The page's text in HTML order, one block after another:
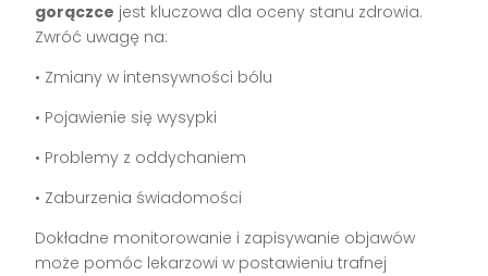
gorączce jest kluczowa dla oceny stanu zdrowia.
Zwróć uwagę na:
• Zmiany w intensywności bólu
• Pojawienie się wysypki
• Problemy z oddychaniem
• Zaburzenia świadomości
Dokładne monitorowanie i zapisywanie objawów
może pomóc lekarzowi w postawieniu trafnej